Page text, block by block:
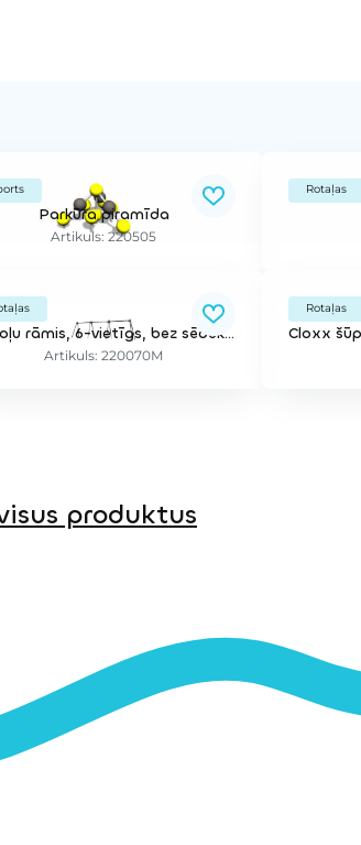
Parkūra piramīda
Artikuls: 220505
Rotaļas
Šūpoļu rāmis, 6-vietīgs, bez sēdeklīšiem
Artikuls: 220070M
Rotaļas
produktus